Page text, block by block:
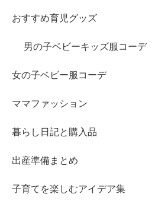
おすすめ育児グッズ
男の子ベビーキッズ服コーデ
女の子ベビー服コーデ
ママファッション
暮らし日記と購入品
出産準備まとめ
子育てを楽しむアイデア集